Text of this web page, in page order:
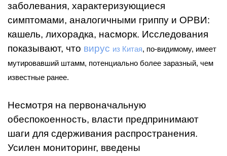
заболевания, характеризующиеся
симптомами, аналогичными гриппу и ОРВИ:
кашель, лихорадка, насморк. Исследования
показывают, что вирус из Китая, по-видимому, имеет
мутировавший штамм, потенциально более заразный, чем
известные ранее.
Несмотря на первоначальную
обеспокоенность, власти предпринимают
шаги для сдерживания распространения.
Усилен мониторинг, введены